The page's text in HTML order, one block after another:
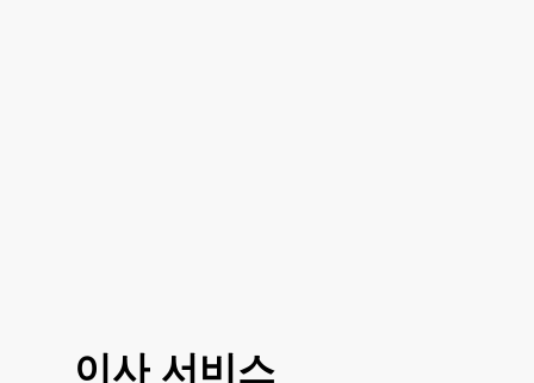
이사 서비스